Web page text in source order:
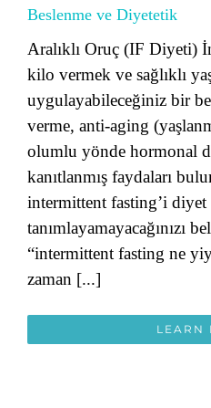
Beslenme ve Diyetetik
Aralıklı Oruç (IF Diyeti)
kilo vermek ve sağlıklı
uygulayabileceğiniz bir
verme, anti-aging
olumlu yönde hormonal
kanıtlanmış faydaları
intermittent fasting’i diyet
tanımlayamayacağınızı
“intermittent fasting ne
zaman [...]
LEARN